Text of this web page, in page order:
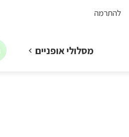
להתרמה
מסלולי אופניים